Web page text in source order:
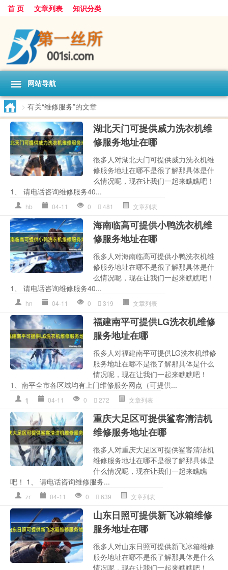
首 页 文章列表 知识分类
网站导航
> 有关“维修服务”的文章
湖北天门可提供威力洗衣机维
修服务地址在哪
很多人对湖北天门可提供威力洗衣机维
修服务地址在哪不是很了解那具体是什
么情况呢，现在让我们一起来瞧瞧吧！
1、 请电话咨询维修服务40...
hb 04-11 0 481 文章列表
海南临高可提供小鸭洗衣机维
修服务地址在哪
很多人对海南临高可提供小鸭洗衣机维
修服务地址在哪不是很了解那具体是什
么情况呢，现在让我们一起来瞧瞧吧！
1、 请电话咨询维修服务40...
hn 04-11 0 319 文章列表
福建南平可提供LG洗衣机维修
服务地址在哪
很多人对福建南平可提供LG洗衣机维修
服务地址在哪不是很了解那具体是什么
情况呢，现在让我们一起来瞧瞧吧！
1、南平全市各区域均有上门维修服务网点（可提供...
fj 04-11 0 272 文章列表
重庆大足区可提供鲨客清洁机
维修服务地址在哪
很多人对重庆大足区可提供鲨客清洁机
维修服务地址在哪不是很了解那具体是
什么情况呢，现在让我们一起来瞧瞧
吧！ 1、 请电话咨询维修服务...
zr 04-11 0 639 文章列表
山东日照可提供新飞冰箱维修
服务地址在哪
很多人对山东日照可提供新飞冰箱维修
服务地址在哪不是很了解那具体是什么
情况呢，现在让我们一起来瞧瞧吧！